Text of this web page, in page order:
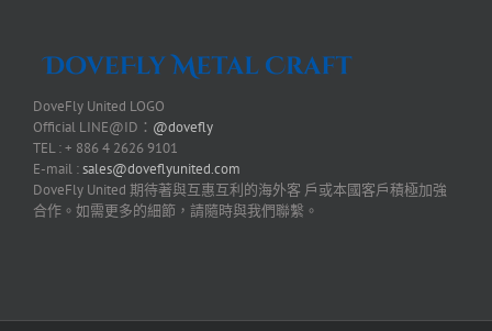
DoveFly United LOGO
Official LINE@ID： @dovefly
TEL : + 886 4 2626 9101
E-mail :sales@doveflyunited.com
DoveFly United 期待著與互惠互利的海外客 戶或本國客戶積極加強
合作。如需更多的細節，請隨時與我們聯繫。